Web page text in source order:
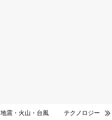
地震・火山・台風 テクノロジー